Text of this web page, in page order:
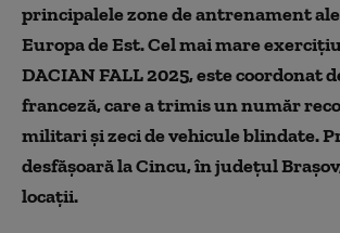
principalele zone de antrenament
Europa de Est. Cel mai mare
DACIAN FALL 2025, este coordonat
franceză, care a trimis un număr
militari și zeci de vehicule blindate.
desfășoară la Cincu, în județul
locații.